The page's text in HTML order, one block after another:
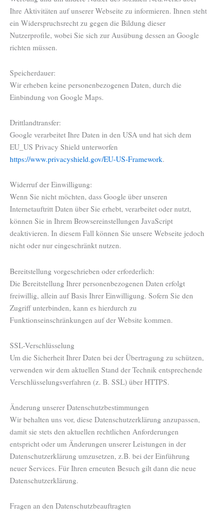
Ihre Aktivitäten auf unserer Webseite zu informieren. Ihnen steht
ein Widerspruchsrecht zu gegen die Bildung dieser
Nutzerprofile, wobei Sie sich zur Ausübung dessen an Google
richten müssen.
Speicherdauer:
Wir erheben keine personenbezogenen Daten, durch die
Einbindung von Google Maps.
Drittlandtransfer:
Google verarbeitet Ihre Daten in den USA und hat sich dem
EU_US Privacy Shield unterworfen
https://www.privacyshield.gov/EU-US-Framework.
Widerruf der Einwilligung:
Wenn Sie nicht möchten, dass Google über unseren
Internetauftritt Daten über Sie erhebt, verarbeitet oder nutzt,
können Sie in Ihrem Browsereinstellungen JavaScript
deaktivieren. In diesem Fall können Sie unsere Webseite jedoch
nicht oder nur eingeschränkt nutzen.
Bereitstellung vorgeschrieben oder erforderlich:
Die Bereitstellung Ihrer personenbezogenen Daten erfolgt
freiwillig, allein auf Basis Ihrer Einwilligung. Sofern Sie den
Zugriff unterbinden, kann es hierdurch zu
Funktionseinschränkungen auf der Website kommen.
SSL-Verschlüsselung
Um die Sicherheit Ihrer Daten bei der Übertragung zu schützen,
verwenden wir dem aktuellen Stand der Technik entsprechende
Verschlüsselungsverfahren (z. B. SSL) über HTTPS.
Änderung unserer Datenschutzbestimmungen
Wir behalten uns vor, diese Datenschutzerklärung anzupassen,
damit sie stets den aktuellen rechtlichen Anforderungen
entspricht oder um Änderungen unserer Leistungen in der
Datenschutzerklärung umzusetzen, z.B. bei der Einführung
neuer Services. Für Ihren erneuten Besuch gilt dann die neue
Datenschutzerklärung.
Fragen an den Datenschutzbeauftragten